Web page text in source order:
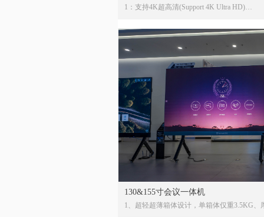
1：支持4K超高清(Support 4K Ultra HD)
3：插拔式电脑模块(选配)(OPS)(Optional)
4：Android & Windows 双操作系统(Dual
5：智能侧边框栏(Smart siderbar menu)
6：超窄边框设计(Slim Edge Design)
7：纯铝合金面框，防爆钢化玻璃(Pure
8：全通道批注(All channel Note function)
9：无线传屏(选配 )(Wireless
10：多点触控，流畅体验(Multi-point screen)
130&155寸会议一体机
1、超轻超薄箱体设计，单箱体仅重3.5KG